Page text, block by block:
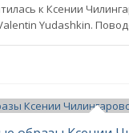
к Ксении
Yudashkin.